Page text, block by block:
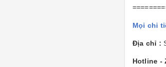
Mọi chi
Địa chỉ :
Hotline -